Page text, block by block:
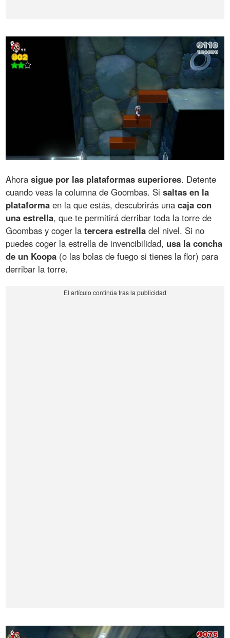
Ahorasigue por las plataformas superiores. Detente
cuando veas la columna de Goombas. Sisaltas en la
plataforma en la que estás, descubrirás unacaja con
una estrella, que te permitirá derribar toda la torre de
Goombas y coger latercera estrella del nivel. Si no
puedes coger la estrella de invencibilidad, usa la concha
de un Koopa (o las bolas de fuego si tienes la flor) para
derribar la torre.